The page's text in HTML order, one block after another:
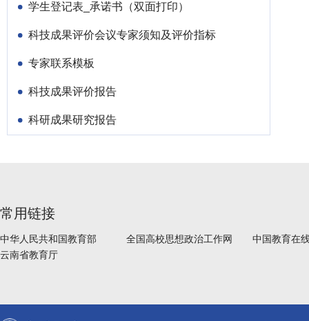
学生登记表_承诺书（双面打印）
科技成果评价会议专家须知及评价指标
专家联系模板
科技成果评价报告
科研成果研究报告
常用链接
中华人民共和国教育部 全国高校思想政治工作网
中国教育在
云南省教育厅